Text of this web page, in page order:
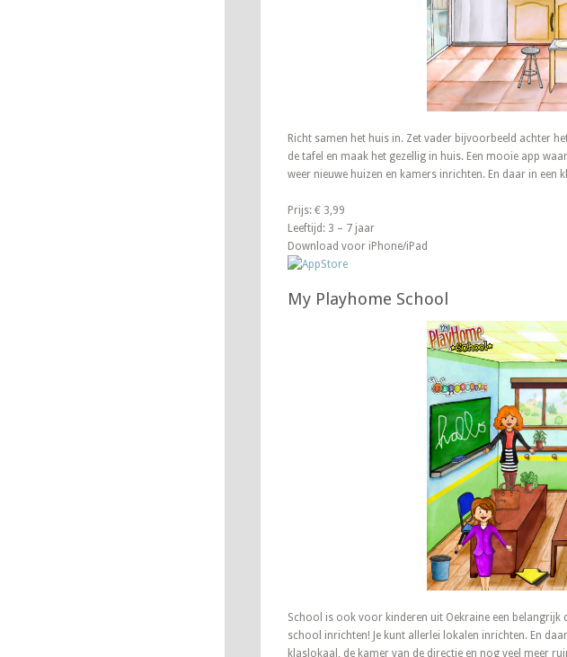
Richt samen het huis in. Zet vader bijvoorbeeld achter
de tafel en maak het gezellig in huis. Een mooie app
weer nieuwe huizen en kamers inrichten. En daar in een
Prijs: € 3,99
Leeftijd: 3 – 7 jaar
Download voor iPhone/iPad
My Playhome School
School is ook voor kinderen uit Oekraine een belangrijk
school inrichten! Je kunt allerlei lokalen inrichten. En
klaslokaal, de kamer van de directie en nog veel meer